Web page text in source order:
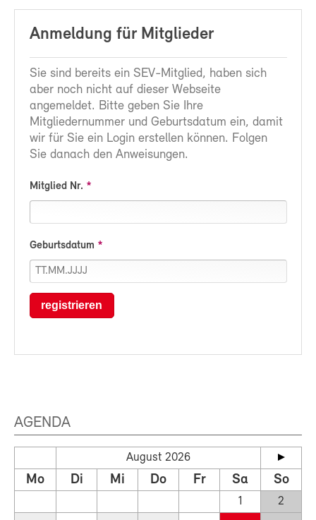
Anmeldung für Mitglieder
Sie sind bereits ein SEV-Mitglied, haben sich
aber noch nicht auf dieser Webseite
angemeldet. Bitte geben Sie Ihre
Mitgliedernummer und Geburtsdatum ein, damit
wir für Sie ein Login erstellen können. Folgen
Sie danach den Anweisungen.
Mitglied Nr.
Geburtsdatum
registrieren
AGENDA
August 2026
Mo Di Mi Do Fr Sa So
1
2